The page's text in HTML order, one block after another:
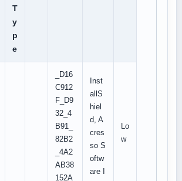
T
y
p
e
_D16
C912
F_D9
32_4
B91_
82B2
_4A2
AB38
152A
Inst
allS
hiel
d, A
cres
so S
oftw
are I
Lo
w